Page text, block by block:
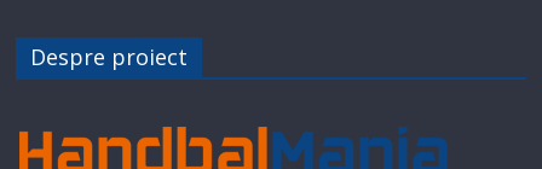
Despre proiect